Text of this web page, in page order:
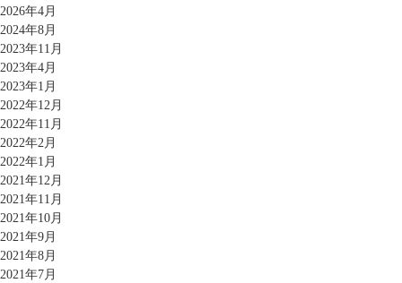
2026年4月
2024年8月
2023年11月
2023年4月
2023年1月
2022年12月
2022年11月
2022年2月
2022年1月
2021年12月
2021年11月
2021年10月
2021年9月
2021年8月
2021年7月